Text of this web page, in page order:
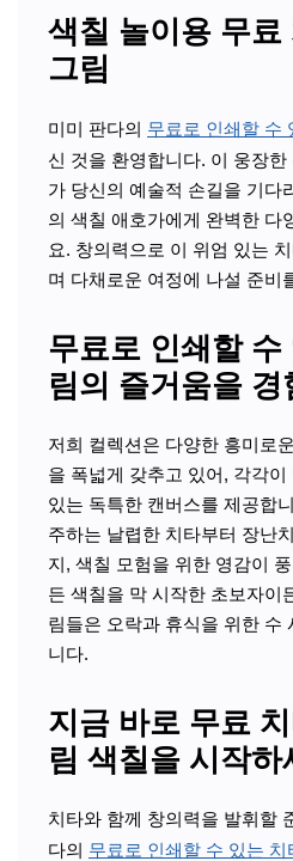
색칠 놀이용 무료
그림
미미 판다의 무료로 인쇄할 수
신 것을 환영합니다. 이 웅장
가 당신의 예술적 손길을 기다
의 색칠 애호가에게 완벽한 다
요. 창의력으로 이 위엄 있는
며 다채로운 여정에 나설 준비
무료로 인쇄할
림의 즐거움을 경
저희 컬렉션은 다양한 흥미로
을 폭넓게 갖추고 있어, 각각
있는 독특한 캔버스를 제공합
주하는 날렵한 치타부터 장난
지, 색칠 모험을 위한 영감이
든 색칠을 막 시작한 초보자이
림들은 오락과 휴식을 위한 수
니다.
지금 바로 무료
림 색칠을 시작하
치타와 함께 창의력을 발휘할
다의 무료로 인쇄할 수 있는 치